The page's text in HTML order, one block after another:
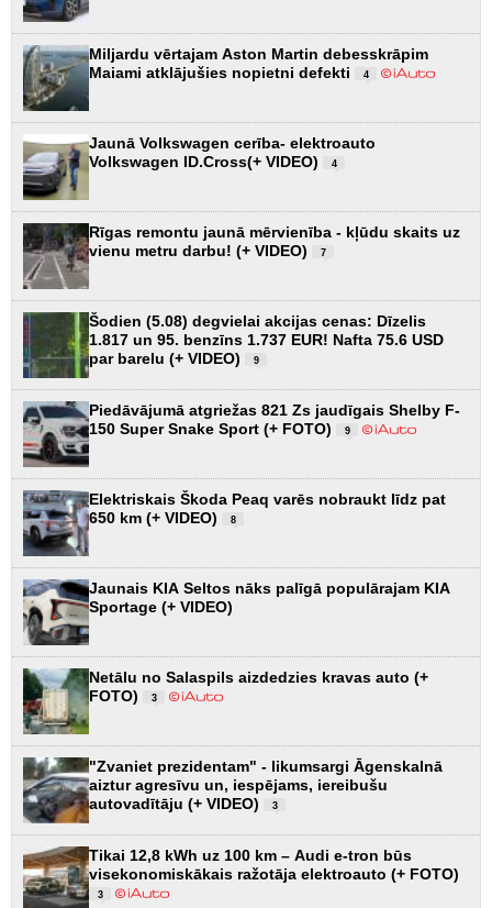
Miljardu vērtajam Aston Martin debesskrāpim
Maiami atklājušies nopietni defekti
4
Jaunā Volkswagen cerība- elektroauto
Volkswagen ID.Cross(+ VIDEO)
4
Rīgas remontu jaunā mērvienība - kļūdu skaits uz
vienu metru darbu! (+ VIDEO)
7
Šodien (5.08) degvielai akcijas cenas: Dīzelis
1.817 un 95. benzīns 1.737 EUR! Nafta 75.6 USD
par barelu (+ VIDEO)
9
Piedāvājumā atgriežas 821 Zs jaudīgais Shelby F-
150 Super Snake Sport (+ FOTO)
9
Elektriskais Škoda Peaq varēs nobraukt līdz pat
650 km (+ VIDEO)
8
Jaunais KIA Seltos nāks palīgā populārajam KIA
Sportage (+ VIDEO)
Netālu no Salaspils aizdedzies kravas auto (+
FOTO)
3
"Zvaniet prezidentam" - likumsargi Āgenskalnā
aiztur agresīvu un, iespējams, iereibušu
autovadītāju (+ VIDEO)
3
Tikai 12,8 kWh uz 100 km – Audi e-tron būs
visekonomiskākais ražotāja elektroauto (+ FOTO)
3